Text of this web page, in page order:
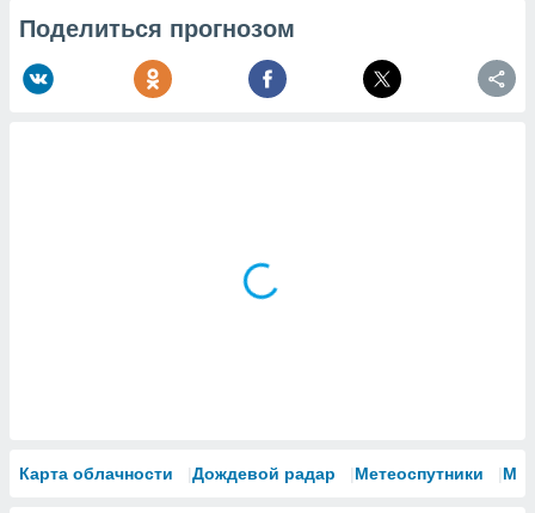
Поделиться прогнозом
Карта облачности Дождевой радар Метеоспутники